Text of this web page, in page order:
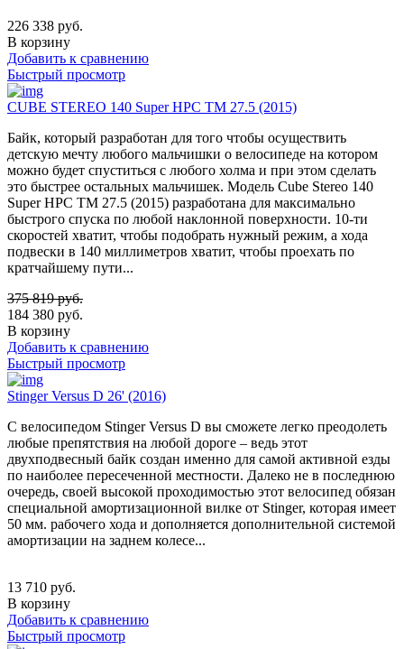
226 338 руб.
В корзину
Добавить к сравнению
Быстрый просмотр
CUBE STEREO 140 Super HPC TM 27.5 (2015)
Байк, который разработан для того чтобы осуществить
детскую мечту любого мальчишки о велосипеде на котором
можно будет спуститься с любого холма и при этом сделать
это быстрее остальных мальчишек. Модель Cube Stereo 140
Super HPC TM 27.5 (2015) разработана для максимально
быстрого спуска по любой наклонной поверхности. 10-ти
скоростей хватит, чтобы подобрать нужный режим, а хода
подвески в 140 миллиметров хватит, чтобы проехать по
кратчайшему пути...
375 819руб.
184 380 руб.
В корзину
Добавить к сравнению
Быстрый просмотр
Stinger Versus D 26' (2016)
С велосипедом Stinger Versus D вы сможете легко преодолеть
любые препятствия на любой дороге – ведь этот
двухподвесный байк создан именно для самой активной езды
по наиболее пересеченной местности. Далеко не в последнюю
очередь, своей высокой проходимостью этот велосипед обязан
специальной амортизационной вилке от Stinger, которая имеет
50 мм. рабочего хода и дополняется дополнительной системой
амортизации на заднем колесе...
13 710 руб.
В корзину
Добавить к сравнению
Быстрый просмотр